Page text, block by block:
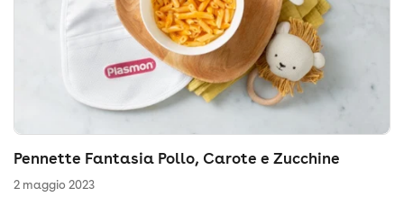
Pennette Fantasia Pollo, Carote e Zucchine
2 maggio 2023